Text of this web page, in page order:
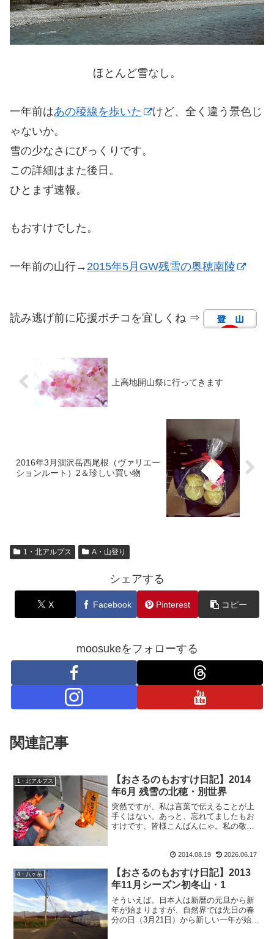
ほとんど雪なし。
一年前はあの稜線を歩いた
けど、全く違う景色じ
ゃないか。
雪の少なさにびっくりです。
この詳細はまた後日。
ひとまず速報。
もおすけでした。
一年前の山行→ 2015年5月GW残雪の奥穂南陵
読み逃げ前に応援ポチコを宜しくね ⇒
上高地開山祭に行ってきます
2016年3月涸沢岳西尾根（ヴァリエー
ションルート）2＆珍しい買い物
1・北アルプス A・山登り
シェアする
X Facebook Pinterest コピー
moosukeをフォローする
関連記事
1・北アルプス
【おさるのもおすけ日記】2014
年6月 残雪の北穂・別世界
突然ですが、私は言葉で伝えることが上
手くはない。あっと、忘れてましたもお
すけです、皆様こんばんにゃ。私の敬愛
る。それだけに、全文が印象に残る。そ
れに引きかえ上手く伝えら...
2014.08.19 2026.06.17
4・八ヶ岳
【おさるのもおすけ日記】2013
年11月シーズン初冬山・1
そういえば。日本人は新暦の元旦から新
年が始まりますが、自然界では先日の春
分の日（3月21日）から新しい一年が始ま